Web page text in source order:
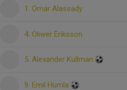
1. Omar Alassady
4. Oliwer Eriksson
5. Alexander Kullman
9. Emil Humla